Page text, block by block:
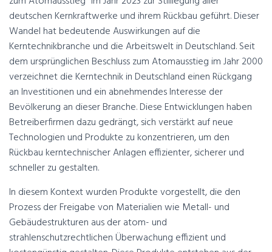
deutschen Kernkraftwerke und ihrem Rückbau geführt. Dieser
Wandel hat bedeutende Auswirkungen auf die
Kerntechnikbranche und die Arbeitswelt in Deutschland. Seit
dem ursprünglichen Beschluss zum Atomausstieg im Jahr 2000
verzeichnet die Kerntechnik in Deutschland einen Rückgang
an Investitionen und ein abnehmendes Interesse der
Bevölkerung an dieser Branche. Diese Entwicklungen haben
Betreiberfirmen dazu gedrängt, sich verstärkt auf neue
Technologien und Produkte zu konzentrieren, um den
Rückbau kerntechnischer Anlagen effizienter, sicherer und
schneller zu gestalten.
In diesem Kontext wurden Produkte vorgestellt, die den
Prozess der Freigabe von Materialien wie Metall- und
Gebäudestrukturen aus der atom- und
strahlenschutzrechtlichen Überwachung effizient und